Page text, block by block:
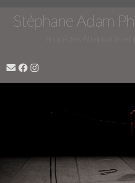
Stéphane Adam
Procédés Alternatifs et